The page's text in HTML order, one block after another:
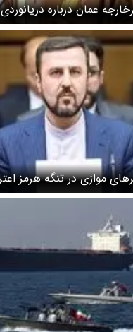
عمان درباره
موازی در تنگه هرمز